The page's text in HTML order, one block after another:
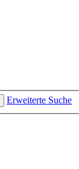
Erweiterte Suche